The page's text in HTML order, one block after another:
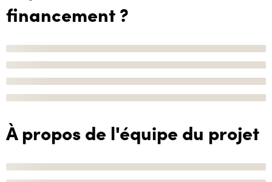
financement ?
À propos de l'équipe du projet